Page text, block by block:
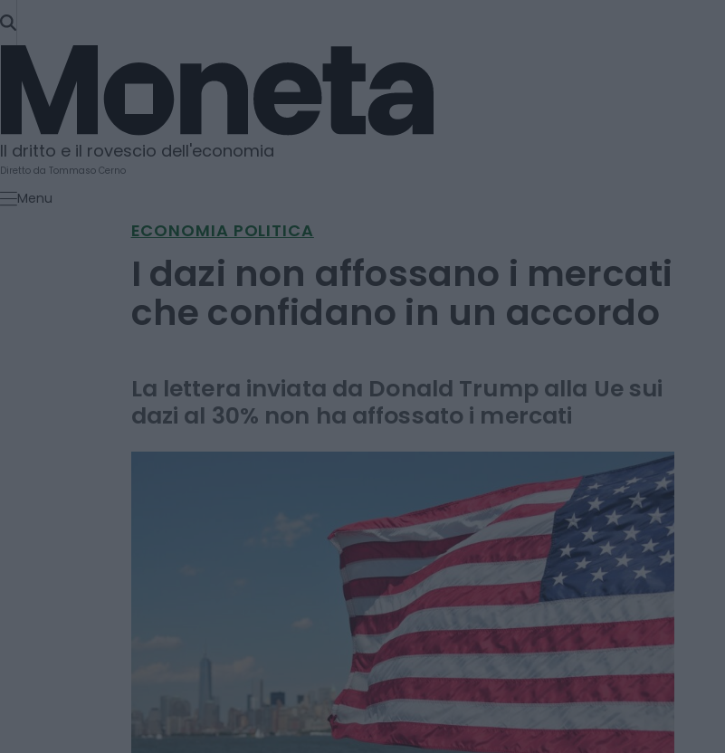
SKIP
TO
CONTENT
Moneta
Il dritto e il rovescio dell'economia
Diretto da Tommaso Cerno
Menu
ECONOMIA POLITICA
che confidano in un accordo
La lettera inviata da Donald Trump alla Ue sui
dazi al 30% non ha affossato i mercati